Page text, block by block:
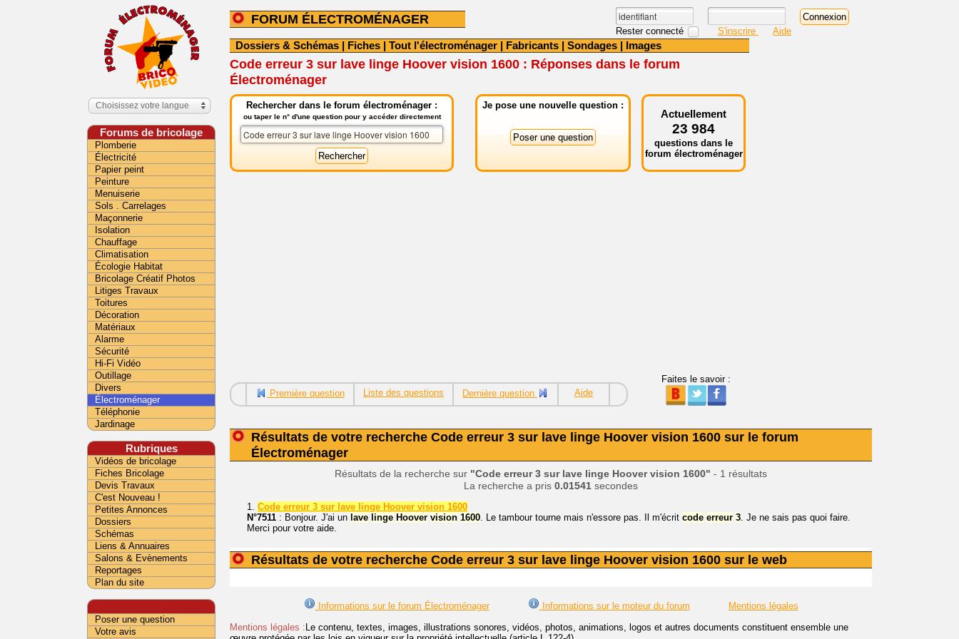
FORUM ÉLECTROMÉNAGER
Rester connecté S'inscrire Aide
Dossiers & Schémas | Fiches | Tout l'électroménager | Fabricants | Sondages | Images
Code erreur 3 sur lave linge Hoover vision 1600 : Réponses dans le forum
Électroménager
Rechercher dans le forum électroménager :
ou taper le n° d'une question pour y accéder directement
Je pose une nouvelle question :
Actuellement
23 984
questions dans le
forum électroménager
Première question Liste des questions Dernière question Aide
Faites le savoir :
Résultats de votre recherche Code erreur 3 sur lave linge Hoover vision 1600 sur le forum
Électroménager
Résultats de la recherche sur "Code erreur 3 sur lave linge Hoover vision 1600" - 1 résultats
La recherche a pris 0.01541 secondes
1. Code erreur 3 sur lave linge Hoover vision 1600
N°7511 : Bonjour. J'ai un lave linge Hoover vision 1600 . Le tambour tourne mais n'essore pas. Il m'écrit code erreur 3 . Je ne sais pas quoi faire.
Merci pour votre aide.
Résultats de votre recherche Code erreur 3 sur lave linge Hoover vision 1600 sur le web
Informations sur le forum Électroménager Informations sur le moteur du forum
Mentions légales
Mentions légales :Le contenu, textes, images, illustrations sonores, vidéos, photos, animations, logos et autres documents constituent ensemble une
Choisissez votre langue
Forums de bricolage
Plomberie
Électricité
Papier peint
Peinture
Menuiserie
Sols . Carrelages
Maçonnerie
Isolation
Chauffage
Climatisation
Écologie Habitat
Bricolage Créatif Photos
Litiges Travaux
Toitures
Décoration
Matériaux
Alarme
Sécurité
Hi-Fi Vidéo
Outillage
Divers
Électroménager
Téléphonie
Jardinage
Rubriques
Vidéos de bricolage
Fiches Bricolage
Devis Travaux
C'est Nouveau !
Petites Annonces
Dossiers
Schémas
Liens & Annuaires
Salons & Evènements
Reportages
Plan du site
Poser une question
Votre avis